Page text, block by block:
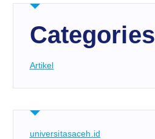
Categories
Artikel
universitasaceh.id